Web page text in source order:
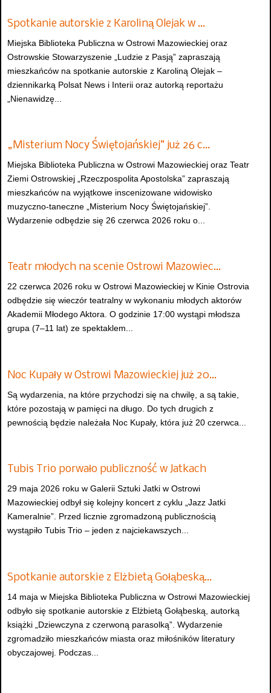
Spotkanie autorskie z Karoliną Olejak w …
Miejska Biblioteka Publiczna w Ostrowi Mazowieckiej oraz
Ostrowskie Stowarzyszenie „Ludzie z Pasją” zapraszają
mieszkańców na spotkanie autorskie z Karoliną Olejak –
dziennikarką Polsat News i Interii oraz autorką reportażu
„Nienawidzę...
„Misterium Nocy Świętojańskiej” już 26 c…
Miejska Biblioteka Publiczna w Ostrowi Mazowieckiej oraz Teatr
Ziemi Ostrowskiej „Rzeczpospolita Apostolska” zapraszają
mieszkańców na wyjątkowe inscenizowane widowisko
muzyczno-taneczne „Misterium Nocy Świętojańskiej”.
Wydarzenie odbędzie się 26 czerwca 2026 roku o...
Teatr młodych na scenie Ostrowi Mazowiec…
22 czerwca 2026 roku w Ostrowi Mazowieckiej w Kinie Ostrovia
odbędzie się wieczór teatralny w wykonaniu młodych aktorów
Akademii Młodego Aktora. O godzinie 17:00 wystąpi młodsza
grupa (7–11 lat) ze spektaklem...
Noc Kupały w Ostrowi Mazowieckiej już 20…
Są wydarzenia, na które przychodzi się na chwilę, a są takie,
które pozostają w pamięci na długo. Do tych drugich z
pewnością będzie należała Noc Kupały, która już 20 czerwca...
Tubis Trio porwało publiczność w Jatkach
29 maja 2026 roku w Galerii Sztuki Jatki w Ostrowi
Mazowieckiej odbył się kolejny koncert z cyklu „Jazz Jatki
Kameralnie”. Przed licznie zgromadzoną publicznością
wystąpiło Tubis Trio – jeden z najciekawszych...
Spotkanie autorskie z Elżbietą Gołąbeską…
14 maja w Miejska Biblioteka Publiczna w Ostrowi Mazowieckiej
odbyło się spotkanie autorskie z Elżbietą Gołąbeską, autorką
książki „Dziewczyna z czerwoną parasolką”. Wydarzenie
zgromadziło mieszkańców miasta oraz miłośników literatury
obyczajowej. Podczas...